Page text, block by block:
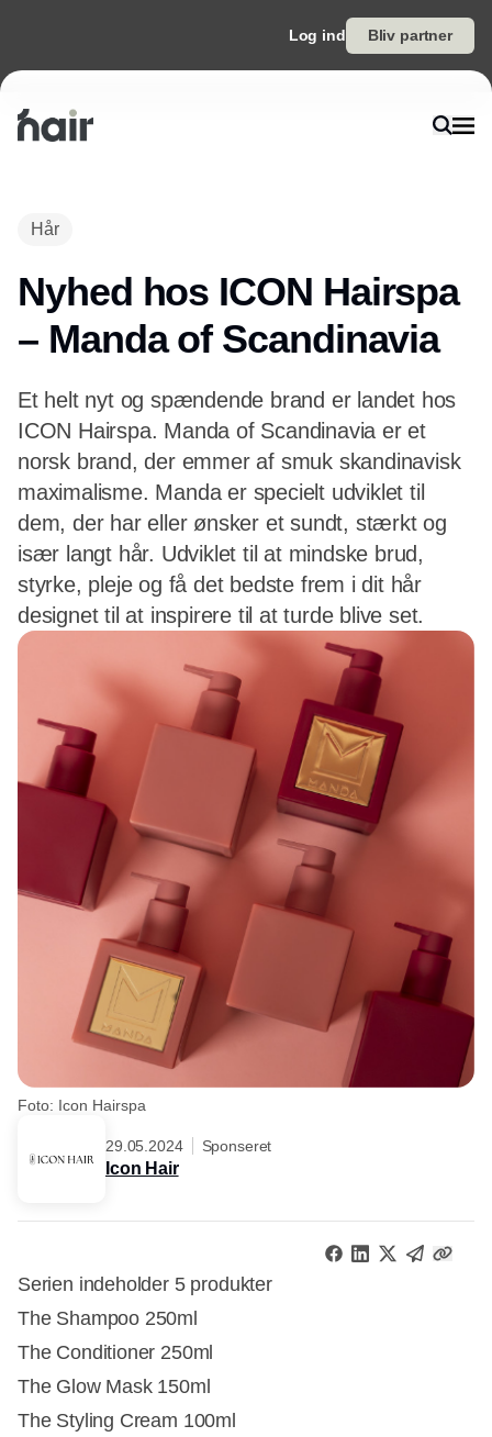
Log ind Bliv partner
Hår
Nyhed hos ICON Hairspa
– Manda of Scandinavia
Et helt nyt og spændende brand er landet hos
ICON Hairspa. Manda of Scandinavia er et
norsk brand, der emmer af smuk skandinavisk
maximalisme. Manda er specielt udviklet til
dem, der har eller ønsker et sundt, stærkt og
især langt hår. Udviklet til at mindske brud,
styrke, pleje og få det bedste frem i dit hår
designet til at inspirere til at turde blive set.
Foto: Icon Hairspa
29.05.2024 Sponseret
Icon Hair
Serien indeholder 5 produkter
The Shampoo 250ml
The Conditioner 250ml
The Glow Mask 150ml
The Styling Cream 100ml